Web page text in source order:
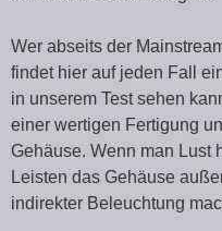
Wer abseits der
findet hier auf jeden Fall
in unserem Test sehen
einer wertigen Fertigung
Gehäuse. Wenn man Lust
Leisten das Gehäuse
indirekter Beleuchtung